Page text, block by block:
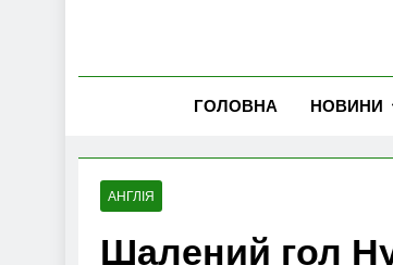
ГОЛОВНА НОВИНИ
АНГЛІЯ
Шалений гол